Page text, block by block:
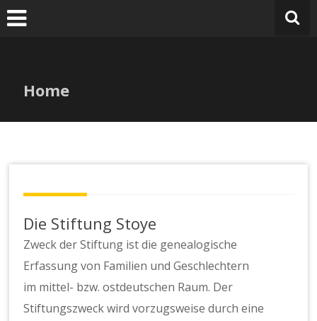
Zum
Inhalt
Home
Die Stiftung Stoye
Zweck der Stiftung ist die genealogische
Erfassung von Familien und Geschlechtern
im mittel- bzw. ostdeutschen Raum. Der
Stiftungszweck wird vorzugsweise durch eine